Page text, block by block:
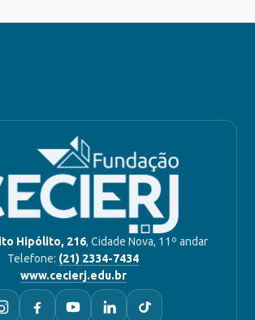
Hipólito, 216, Cidade Nova, 11º andar
Telefone: (21) 2334-7434
www.cecierj.edu.br